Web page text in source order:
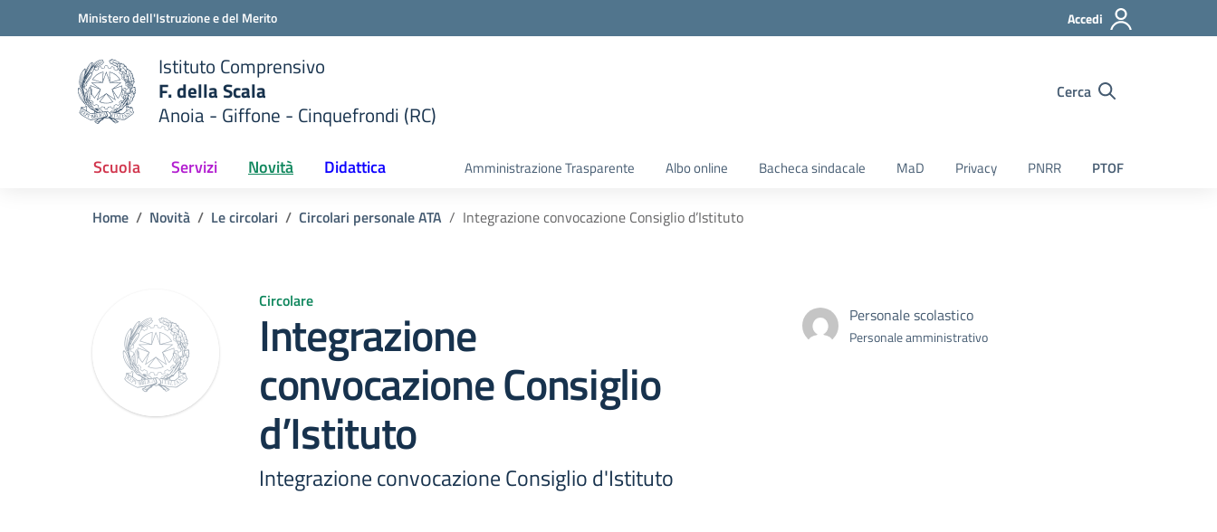
Vai ai contenuti
Vai al menu di navigazioneMinistero dell'Istruzione e del Merito Accedi
scuola
Istituto Comprensivo
F. della Scala
Anoia - Giffone - Cinquefrondi (RC)
Cerca
Scuola Servizi Novità Didattica Amministrazione Trasparente Albo online Bacheca sindacale MaD Privacy PNRR PTOF
Home Novità Le circolari Circolari personale ATA Integrazione convocazione Consiglio d’Istituto
Circolare
Integrazione
convocazione Consiglio
d’Istituto
Integrazione convocazione Consiglio d'Istituto
Personale scolastico
Personale amministrativo